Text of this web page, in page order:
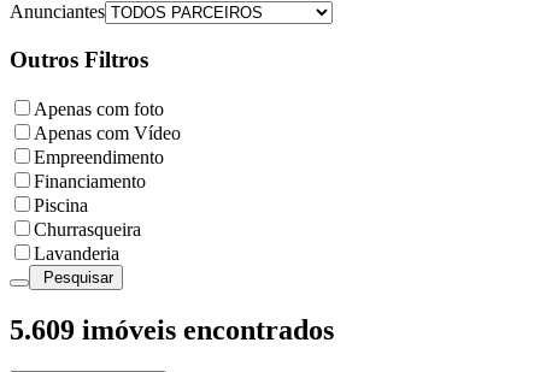
Anunciantes
Outros Filtros
Apenas com foto
Apenas com Vídeo
Empreendimento
Financiamento
Piscina
Churrasqueira
Lavanderia
Pesquisar
5.609 imóveis encontrados